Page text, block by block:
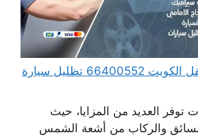
تظليل سيارات متنقل الكويت 66400552 تظليل سيارة
توفر العديد من المزايا، حيث
والركاب من أشعة الشمس